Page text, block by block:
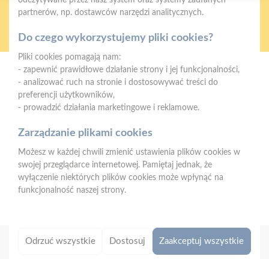
Oferujemy zakupy
Zakupy
Mrówka Międzychód
ul. św. Jana Pawła II 34, 64-400 Międzychód
E-mail:faktury.miedzychod@psbmrowka.com.pl
NIP:9372633226
REGON: 241729697
Copyright 2026 © PSB MRÓWKA
partnerów, np. dostawców narzędzi analitycznych.
Do czego wykorzystujemy pliki cookies?
Pliki cookies pomagają nam:
- zapewnić prawidłowe działanie strony i jej funkcjonalności,
- analizować ruch na stronie i dostosowywać treści do
preferencji użytkowników,
- prowadzić działania marketingowe i reklamowe.
Zarządzanie plikami cookies
Możesz w każdej chwili zmienić ustawienia plików cookies w
swojej przeglądarce internetowej. Pamiętaj jednak, że
wyłączenie niektórych plików cookies może wpłynąć na
funkcjonalność naszej strony.
Odrzuć wszystkie Dostosuj Zaakceptuj wszystkie